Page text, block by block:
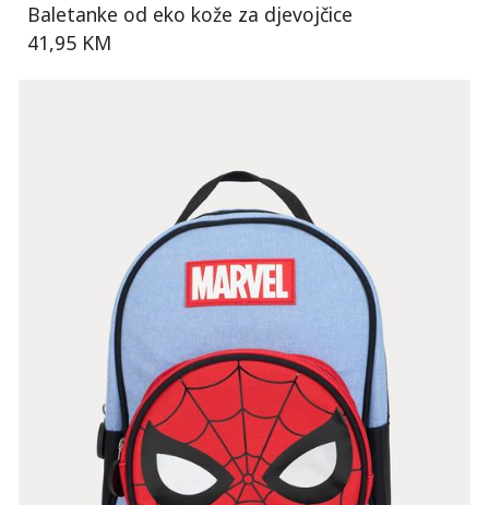
Baletanke od eko kože za djevojčice
41,95 KM